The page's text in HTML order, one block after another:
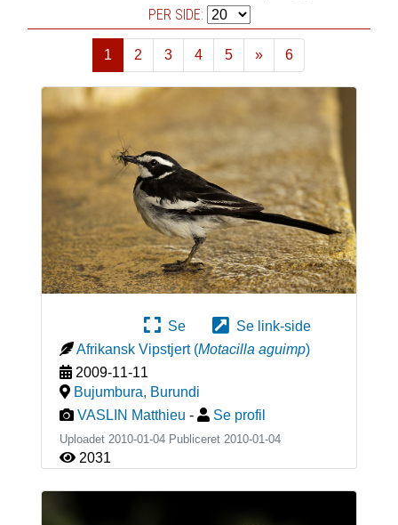
PER SIDE:
1 2 3 4 5
»
Næste
6
Se
Se link-side
Afrikansk Vipstjert (Motacilla aguimp)
2009-11-11
Bujumbura, Burundi
VASLIN Matthieu - Se profil
Uploadet 2010-01-04 Publiceret 2010-01-04
2031